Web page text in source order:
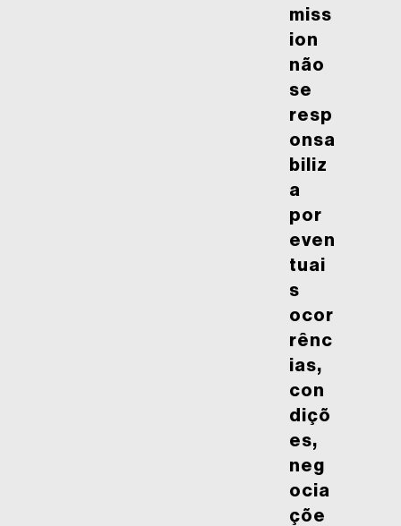
miss
ion
não
se
resp
onsa
biliz
a
por
even
tuai
s
ocor
rênc
ias,
con
diçõ
es,
neg
ocia
çõe